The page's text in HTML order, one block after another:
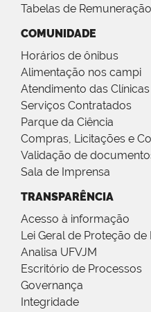
Tabelas de Remuneração
COMUNIDADE
Horários de ônibus
Alimentação nos campi
Atendimento das Clínicas
Serviços Contratados
Parque da Ciência
Compras, Licitações e
Validação de
Sala de Imprensa
TRANSPARÊNCIA
Acesso à informação
Lei Geral de Proteção de
Analisa UFVJM
Escritório de Processos
Governança
Integridade